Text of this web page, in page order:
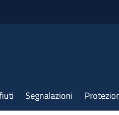
Segnalazioni